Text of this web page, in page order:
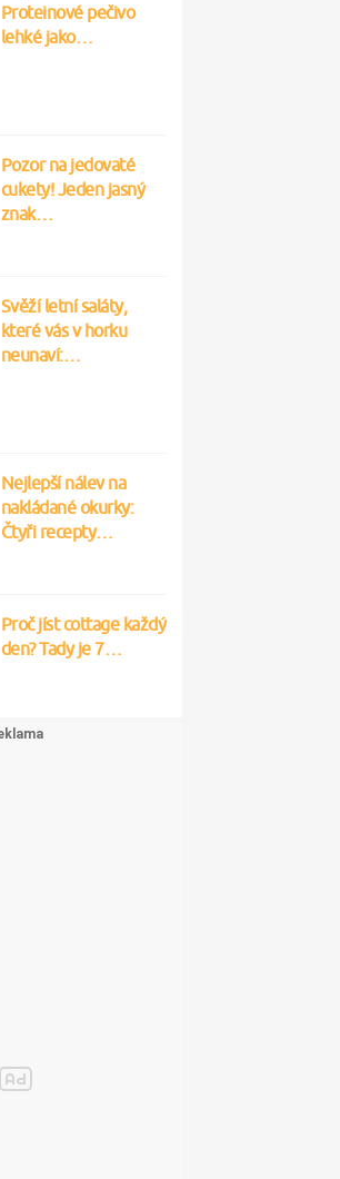
Proteinové pečivo
lehké jako…
Pozor na jedovaté
cukety! Jeden jasný
znak…
Svěží letní saláty,
které vás v horku
neunaví:…
Nejlepší nálev na
nakládané okurky:
Čtyři recepty…
Proč jíst cottage každý
den? Tady je 7…